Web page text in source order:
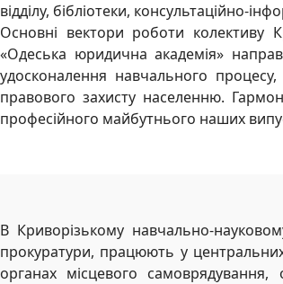
відділу, бібліотеки, консультаційно-
Основні вектори роботи колективу
«Одеська юридична академія»
удосконалення навчального
правового захисту населенню.
професійного майбутнього наших
В Криворізькому навчально-
прокуратури, працюють у
органах місцевого